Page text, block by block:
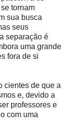
tornam
sua busca
seus
separação é
uma grande
fora de si
cientes de que a
e, devido a
professores e
com uma